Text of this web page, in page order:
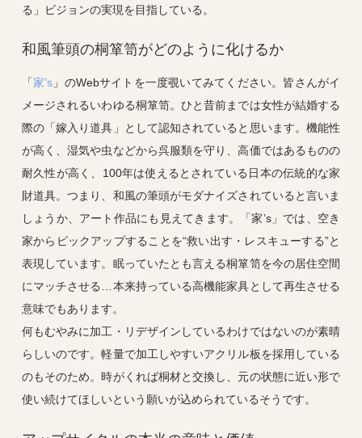
る」ビジョンの実現を目指している。
和風筆頭の桐箪笥がどのように化けるか
「家’s 」のWebサイトを一度覗いてみてください。皆さんがイ
メージされるいわゆる桐箪笥。ひと昔前までは女性が結婚する
際の「嫁入り道具」として認知されていると思います。機能性
が高く、湿気や虫などから呉服類を守り、高価ではあるものの
耐久性が高く、100年は使えるとされている日本の伝統的な家
財道具。つまり、和風の筆頭がモダナイズされていると言いま
しょうか、アート作品にも見えてきます。「家’s」では、空き
家からピックアップすることを“救い出す・レスキューする”と
表現しています。眠っていたとも言える桐箪笥を今の居住空間
にマッチさせる…本来持っている高機能家具として再生させる
意味でもあります。
何もむやみに加工・リデザインしているわけではないのが素晴
らしいのです。軽量で加工しやすいアクリル板を採用している
のもそのため。時がくれば桐材と交換し、元の状態に近い形で
使い続けてほしいという願いが込められているそうです。